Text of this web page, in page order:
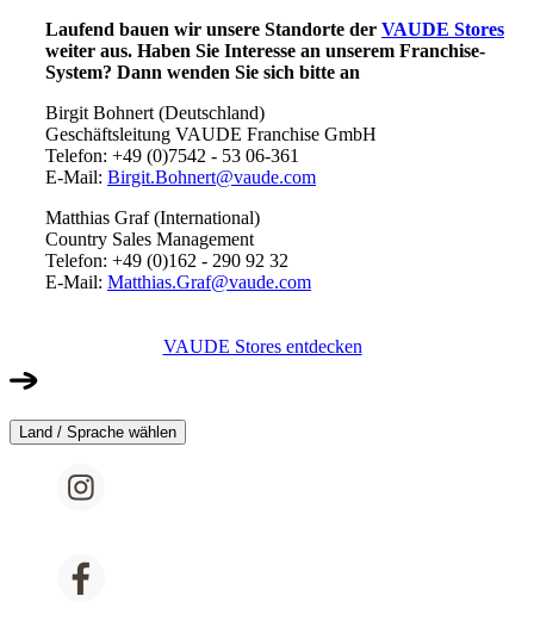
Laufend bauen wir unsere Standorte der VAUDE Stores
weiter aus. Haben Sie Interesse an unserem Franchise-
System? Dann wenden Sie sich bitte an
Birgit Bohnert (Deutschland)
Geschäftsleitung VAUDE Franchise GmbH
Telefon: +49 (0)7542 - 53 06-361
E-Mail: Birgit.Bohnert@vaude.com
Matthias Graf (International)
Country Sales Management
Telefon: +49 (0)162 - 290 92 32
E-Mail: Matthias.Graf@vaude.com
VAUDE Stores entdecken
Land / Sprache wählen